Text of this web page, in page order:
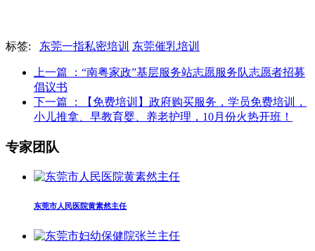
标签: 东莞一指私密培训 东莞催乳培训
上一篇
：“南粤家政”基层服务站志愿服务队志愿者招募
倡议书
下一篇
：【免费培训】政府购买服务，学员免费培训，
小儿推拿、早教育婴、养老护理，10月份火热开班！
专家团队
东莞市人民医院黄素然主任